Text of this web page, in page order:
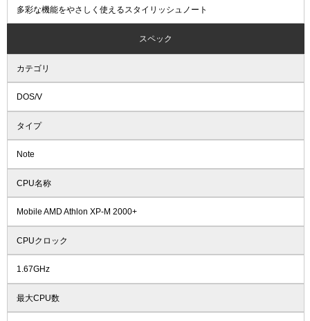
多彩な機能をやさしく使えるスタイリッシュノート
スペック
カテゴリ
DOS/V
タイプ
Note
CPU名称
Mobile AMD Athlon XP-M 2000+
CPUクロック
1.67GHz
最大CPU数